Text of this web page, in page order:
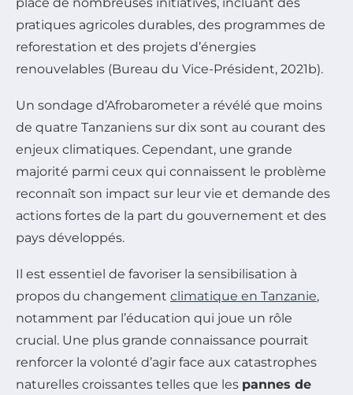
pratiques agricoles durables, des programmes de
reforestation et des projets d’énergies
renouvelables (Bureau du Vice-Président, 2021b).
Un sondage d’Afrobarometer a révélé que moins
de quatre Tanzaniens sur dix sont au courant des
enjeux climatiques. Cependant, une grande
majorité parmi ceux qui connaissent le problème
reconnaît son impact sur leur vie et demande des
actions fortes de la part du gouvernement et des
pays développés.
Il est essentiel de favoriser la sensibilisation à
propos du changement climatique en Tanzanie,
notamment par l’éducation qui joue un rôle
crucial. Une plus grande connaissance pourrait
renforcer la volonté d’agir face aux catastrophes
naturelles croissantes telles que les pannes de